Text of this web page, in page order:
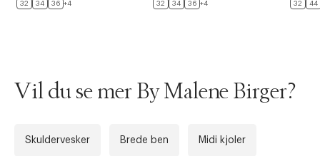
32 34 36 +4 32 34 36 +4 32 44
Vil du se mer By Malene Birger?
Skuldervesker Brede ben Midi kjoler